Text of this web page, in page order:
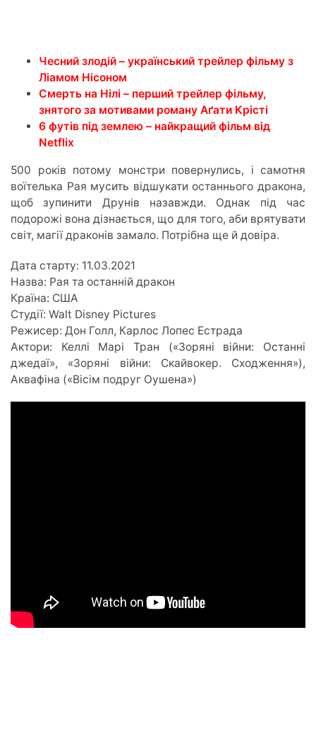
Чесний злодій – український трейлер фільму з
Ліамом Нісоном
Смерть на Нілі – перший трейлер фільму,
знятого за мотивами роману Аґати Крісті
6 футів під землею – найкращий фільм від
Netflix
500 років потому монстри повернулись, і самотня
воїтелька Рая мусить відшукати останнього дракона,
щоб зупинити Друнів назавжди. Однак під час
подорожі вона дізнається, що для того, аби врятувати
світ, магії драконів замало. Потрібна ще й довіра.
Дата старту: 11.03.2021
Назва: Рая та останній дракон
Країна: США
Студії: Walt Disney Pictures
Режисер: Дон Голл, Карлос Лопес Естрада
Актори: Келлі Марі Тран («Зоряні війни: Останні
джедаї», «Зоряні війни: Скайвокер. Сходження»),
Аквафіна («Вісім подруг Оушена»)